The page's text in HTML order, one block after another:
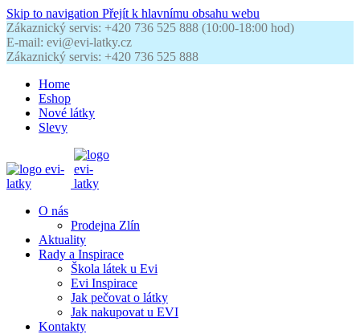
Skip to navigation Přejít k hlavnímu obsahu webu
Zákaznický servis: +420 736 525 888 (10:00-18:00 hod)
E-mail: evi@evi-latky.cz
Zákaznický servis: +420 736 525 888
Home
Eshop
Nové látky
Slevy
O nás
Prodejna Zlín
Aktuality
Rady a Inspirace
Škola látek u Evi
Evi Inspirace
Jak pečovat o látky
Jak nakupovat u EVI
Kontakty